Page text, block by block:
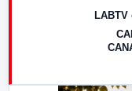
LABTV